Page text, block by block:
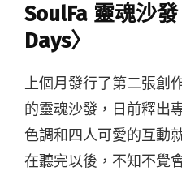
SoulFa 靈魂沙
Days〉
上個月發行了第二張創
的靈魂沙發，日前釋出
色調和四人可愛的互動
在聽完以後，不知不覺